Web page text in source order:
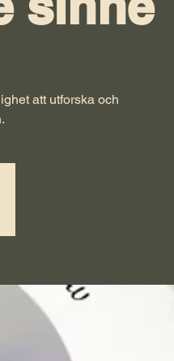
att utforska och